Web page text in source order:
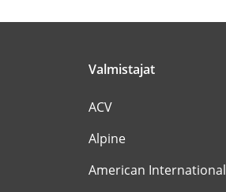
Valmistajat
ACV
Alpine
American International